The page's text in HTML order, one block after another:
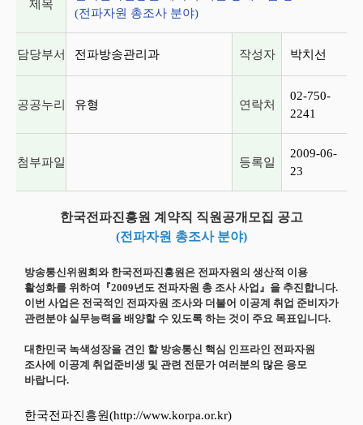
제목
(전파자원 총조사 분야)
담당부서 전파방송관리과 작성자 박치선
공공누리 유형 연락처
02-750-
2241
첨부파일 등록일
2009-06-
23
한국전파진흥원 계약직 직원공개모집 공고
(전파자원 총조사 분야)
방송통신위원회와 한국전파진흥원은 전파자원의 생산적 이용
활성화를 위하여『2009년도 전파자원 총 조사 사업』을 추진합니다.
이번 사업은 전국적인 전파자원 조사와 더불어 이공계 취업 준비자가
관련분야 실무능력을 배양할 수 있도록 하는 것이 주요 목표입니다.
대한민국 녹색성장을 견인 할 방송통신 핵심 인프라인 전파자원
조사에 이공계 취업준비생 및 관련 전문가 여러분의 많은 응모
바랍니다.
한국전파진흥원(http://www.korpa.or.kr)